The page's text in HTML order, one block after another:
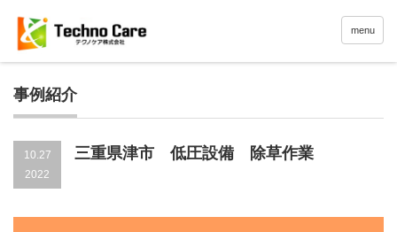
menu
事例紹介
10.27
2022
三重県津市 低圧設備 除草作業